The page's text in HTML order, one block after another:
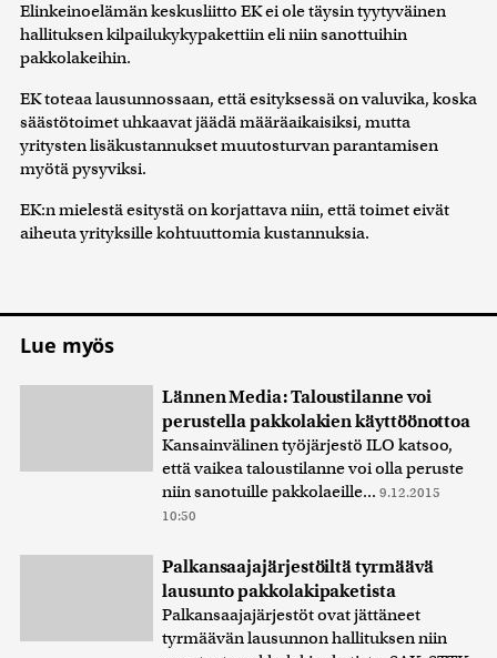
Elinkeinoelämän keskusliitto EK ei ole täysin tyytyväinen
hallituksen kilpailukykypakettiin eli niin sanottuihin
pakkolakeihin.
EK toteaa lausunnossaan, että esityksessä on valuvika, koska
säästötoimet uhkaavat jäädä määräaikaisiksi, mutta
yritysten lisäkustannukset muutosturvan parantamisen
myötä pysyviksi.
EK:n mielestä esitystä on korjattava niin, että toimet eivät
aiheuta yrityksille kohtuuttomia kustannuksia.
Lue myös
Lännen Media: Taloustilanne voi
perustella pakkolakien käyttöönottoa
Kansainvälinen työjärjestö ILO katsoo,
että vaikea taloustilanne voi olla peruste
niin sanotuille pakkolaeille... 9.12.2015
10:50
Palkansaajajärjestöiltä tyrmäävä
lausunto pakkolakipaketista
Palkansaajajärjestöt ovat jättäneet
tyrmäävän lausunnon hallituksen niin